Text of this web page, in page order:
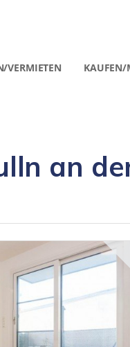
VERMIETEN KAUFEN/
an